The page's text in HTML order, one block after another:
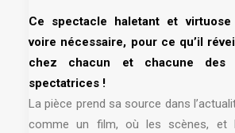
Ce spectacle haletant et
voire nécessaire, pour ce qu’il
chez chacun et chacune des
spectatrices !
La pièce prend sa source dans
comme un film, où les scènes, et